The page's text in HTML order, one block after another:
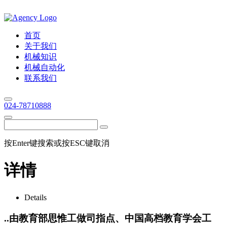
首页
关于我们
机械知识
机械自动化
联系我们
024-78710888
按Enter键搜索或按ESC键取消
详情
Details
..由教育部思惟工做司指点、中国高档教育学会工